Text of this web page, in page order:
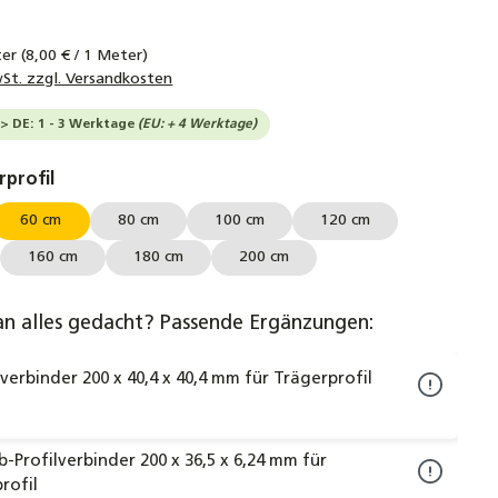
(8,00 € / 1 Meter)
zzgl. Versandkosten
DE: 1 - 3 Werktage (EU: + 4 Werktage)
60 cm 80 cm 100 cm 120 cm
160 cm 180 cm 200 cm
alles gedacht? Passende Ergänzungen:
200 x 40,4 x 40,4 mm für Trägerprofil
Profilverbinder 200 x 36,5 x 6,24 mm für